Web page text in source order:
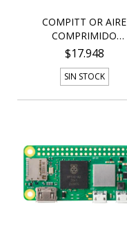
COMPITT OR AIRE
COMPRIMIDO
REMOVEDOR PAR...
$17.948
SIN STOCK